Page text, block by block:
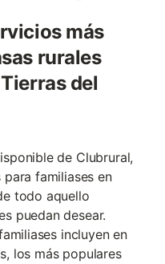
más
rurales
del
de Clubrural,
familiases en
todo aquello
puedan desear.
incluyen en
los más populares